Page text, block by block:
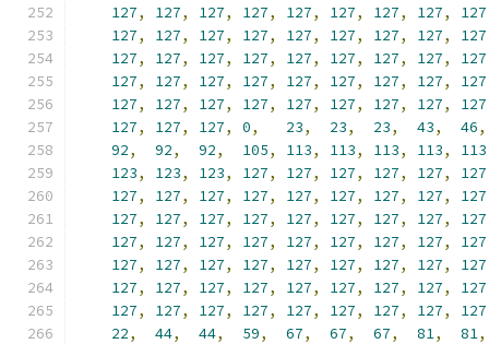
127, 127, 127, 127, 127, 127, 127, 127, 127
127, 127, 127, 127, 127, 127, 127, 127, 127
127, 127, 127, 127, 127, 127, 127, 127, 127
127, 127, 127, 127, 127, 127, 127, 127, 127
127, 127, 127, 127, 127, 127, 127, 127, 127
127, 127, 127, 0, 23, 23, 23, 43, 46,
92, 92, 92, 105, 113, 113, 113, 113, 113
123, 123, 123, 127, 127, 127, 127, 127, 127
127, 127, 127, 127, 127, 127, 127, 127, 127
127, 127, 127, 127, 127, 127, 127, 127, 127
127, 127, 127, 127, 127, 127, 127, 127, 127
127, 127, 127, 127, 127, 127, 127, 127, 127
127, 127, 127, 127, 127, 127, 127, 127, 127
127, 127, 127, 127, 127, 127, 127, 127, 127
22, 44, 44, 59, 67, 67, 67, 81, 81,